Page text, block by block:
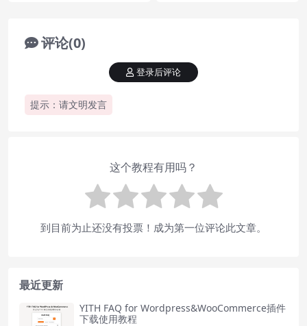
评论(0)
提示：请文明发言
登录后评论
这个教程有用吗？
到目前为止还没有投票！成为第一位评论此文章。
最近更新
YITH FAQ for Wordpress&WooCommerce插件
下载使用教程